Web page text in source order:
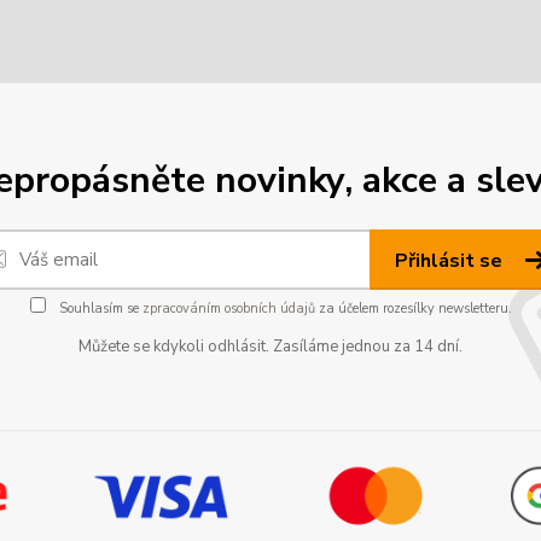
novinky, akce a
Přihlásit se
Souhlasím se zpracováním osobních údajůza účelem rozesílky newsletteru.
Můžete se kdykoli odhlásit. Zasíláme jednou za 14 dní.